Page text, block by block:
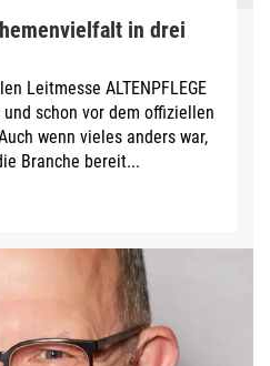
in drei
Leitmesse ALTENPFLEGE
schon vor dem offiziellen
wenn vieles anders war,
Branche bereit...